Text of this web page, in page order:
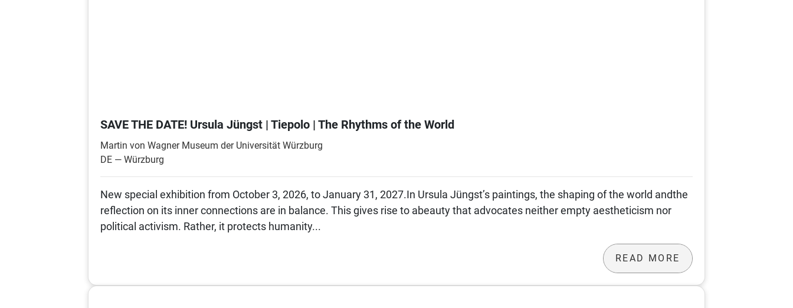
SAVE THE DATE! Ursula Jüngst | Tiepolo | The Rhythms of the World
Martin von Wagner Museum der Universität Würzburg
DE — Würzburg
New special exhibition from October 3, 2026, to January 31, 2027.In Ursula Jüngst’s paintings, the shaping of the world andthe
reflection on its inner connections are in balance. This gives rise to abeauty that advocates neither empty aestheticism nor
political activism. Rather, it protects humanity...
READ MORE